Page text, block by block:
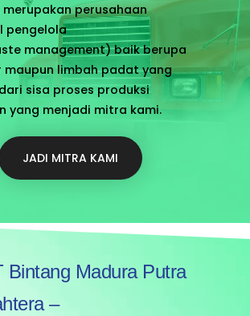
merupakan perusahaan
pengelola
management) baik berupa
maupun limbah padat yang
sisa proses produksi
yang menjadi mitra kami.
JADI MITRA KAMI
Bintang Madura Putra
–